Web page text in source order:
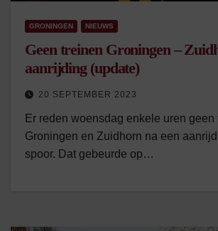
GRONINGEN NIEUWS
Geen treinen Groningen –
aanrijding (update)
20 SEPTEMBER 2023
Er reden woensdag enkele uren geen
Groningen en Zuidhorn na een
spoor. Dat gebeurde op…